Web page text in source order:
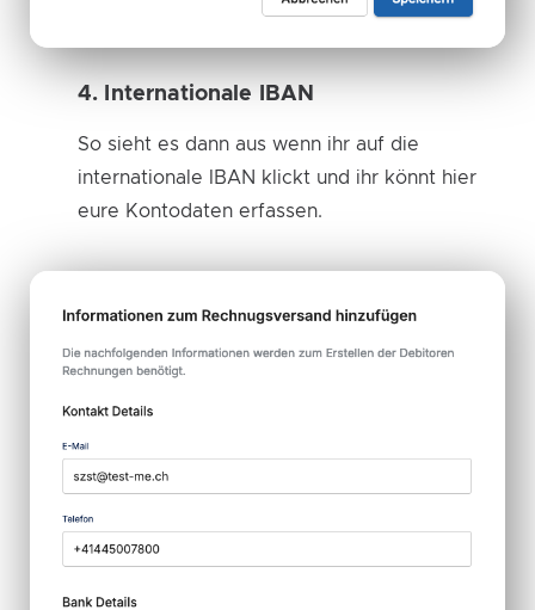
4. Internationale IBAN
So sieht es dann aus wenn ihr auf die
internationale IBAN klickt und ihr könnt hier
eure Kontodaten erfassen.